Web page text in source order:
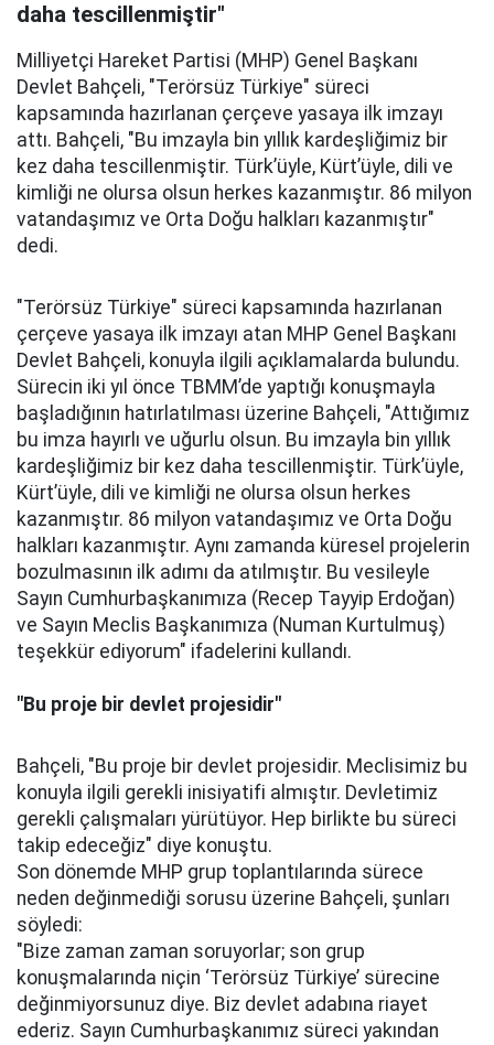
daha tescillenmiştir"
Milliyetçi Hareket Partisi (MHP) Genel Başkanı
Devlet Bahçeli, "Terörsüz Türkiye" süreci
kapsamında hazırlanan çerçeve yasaya ilk imzayı
attı. Bahçeli, "Bu imzayla bin yıllık kardeşliğimiz bir
kez daha tescillenmiştir. Türk’üyle, Kürt’üyle, dili ve
kimliği ne olursa olsun herkes kazanmıştır. 86 milyon
vatandaşımız ve Orta Doğu halkları kazanmıştır"
dedi.
"Terörsüz Türkiye" süreci kapsamında hazırlanan
çerçeve yasaya ilk imzayı atan MHP Genel Başkanı
Devlet Bahçeli, konuyla ilgili açıklamalarda bulundu.
Sürecin iki yıl önce TBMM’de yaptığı konuşmayla
başladığının hatırlatılması üzerine Bahçeli, "Attığımız
bu imza hayırlı ve uğurlu olsun. Bu imzayla bin yıllık
kardeşliğimiz bir kez daha tescillenmiştir. Türk’üyle,
Kürt’üyle, dili ve kimliği ne olursa olsun herkes
kazanmıştır. 86 milyon vatandaşımız ve Orta Doğu
halkları kazanmıştır. Aynı zamanda küresel projelerin
bozulmasının ilk adımı da atılmıştır. Bu vesileyle
Sayın Cumhurbaşkanımıza (Recep Tayyip Erdoğan)
ve Sayın Meclis Başkanımıza (Numan Kurtulmuş)
teşekkür ediyorum" ifadelerini kullandı.
"Bu proje bir devlet projesidir"
Bahçeli, "Bu proje bir devlet projesidir. Meclisimiz bu
konuyla ilgili gerekli inisiyatifi almıştır. Devletimiz
gerekli çalışmaları yürütüyor. Hep birlikte bu süreci
takip edeceğiz" diye konuştu.
Son dönemde MHP grup toplantılarında sürece
neden değinmediği sorusu üzerine Bahçeli, şunları
söyledi:
"Bize zaman zaman soruyorlar; son grup
konuşmalarında niçin ‘Terörsüz Türkiye’ sürecine
değinmiyorsunuz diye. Biz devlet adabına riayet
ederiz. Sayın Cumhurbaşkanımız süreci yakından